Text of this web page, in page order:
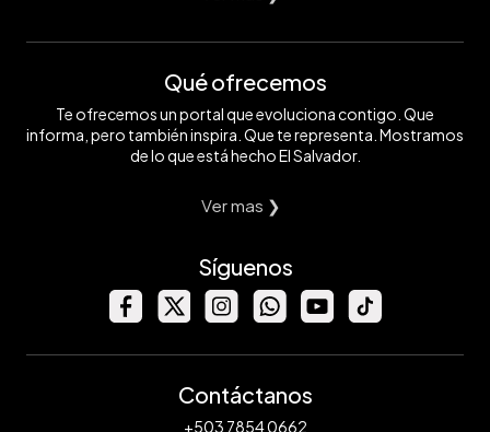
Qué ofrecemos
Te ofrecemos un portal que evoluciona contigo. Que
informa, pero también inspira. Que te representa. Mostramos
de lo que está hecho El Salvador.
Ver mas ❯
Síguenos
Contáctanos
+503 7854 0662